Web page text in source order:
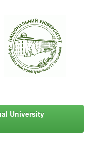
University